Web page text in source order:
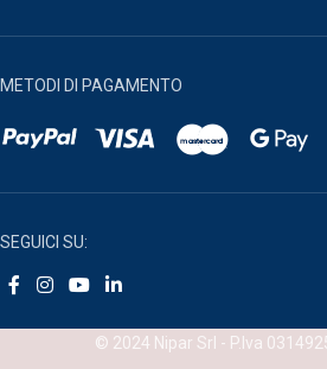
METODI DI PAGAMENTO
SEGUICI SU:
© 2024 Nipar Srl - P.Iva